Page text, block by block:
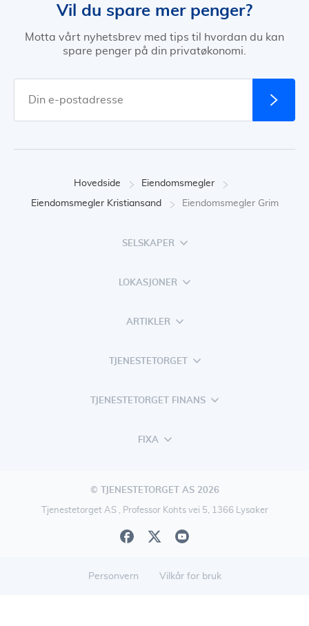
Vil du spare mer penger?
Motta vårt nyhetsbrev med tips til hvordan du kan
spare penger på din privatøkonomi.
Hovedside Eiendomsmegler
Eiendomsmegler Kristiansand Eiendomsmegler Grim
SELSKAPER
LOKASJONER
ARTIKLER
TJENESTETORGET
TJENESTETORGET FINANS
FIXA
© TJENESTETORGET AS 2026
Tjenestetorget AS , Professor Kohts vei 5, 1366 Lysaker
Personvern Vilkår for bruk